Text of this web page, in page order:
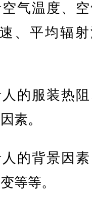
气温度、
、平均辐射
的服装热
素。
的背景因
等等。